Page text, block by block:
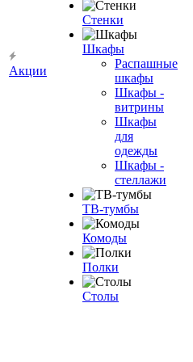
Акции
Стенки
Шкафы
Распашные
шкафы
Шкафы -
витрины
Шкафы
для
одежды
Шкафы -
стеллажи
ТВ-тумбы
Комоды
Полки
Столы